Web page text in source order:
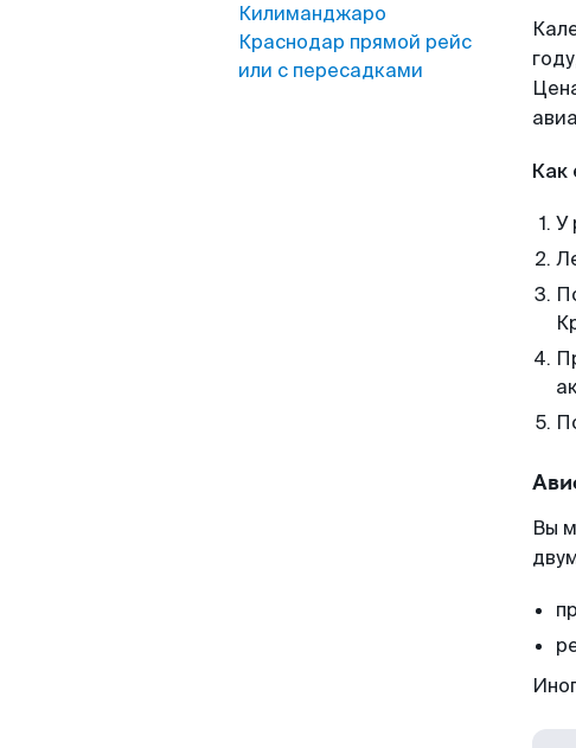
Килиманджаро
Краснодар прямой рейс
или с пересадками
Как
У
Вы